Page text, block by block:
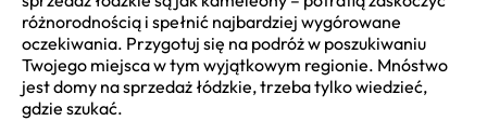
różnorodnością i spełnić najbardziej wygórowane
oczekiwania. Przygotuj się na podróż w poszukiwaniu
Twojego miejsca w tym wyjątkowym regionie. Mnóstwo
jest domy na sprzedaż łódzkie, trzeba tylko wiedzieć,
gdzie szukać.